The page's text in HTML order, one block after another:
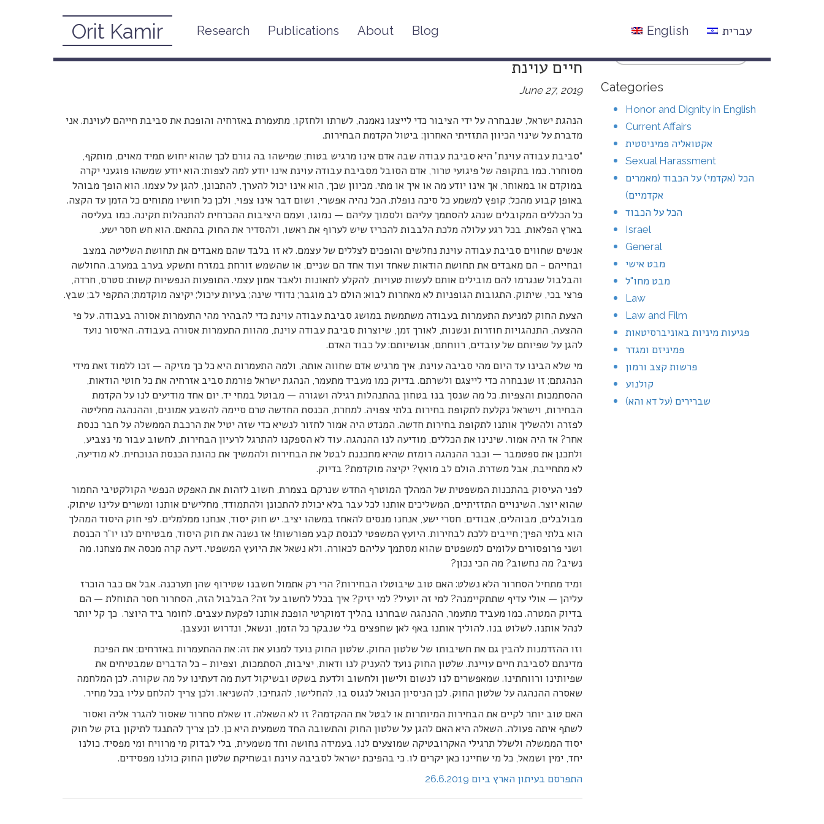
Orit Kamir Research Publications About Blog עברית English
הנהגה מתעמרת ביושביה: ההצעה לבטל את הבחירות שנקבעו יוצרת סביבת
חיים עוינת
June 27, 2019
הנהגת ישראל, שנבחרה על ידי הציבור כדי לייצגו נאמנה, לשרתו ולחזקו, מתעמרת באזרחיה והופכת את סביבת חייהם לעוינת. אני
מדברת על שינוי הכיוון התזזיתי האחרון: ביטול הקדמת הבחירות.
“סביבת עבודה עוינת” היא סביבת עבודה שבה אדם אינו מרגיש בטוח; שמישהו בה גורם לכך שהוא יחוש תמיד מאוים, מותקף,
מסוחרר. כמו בתקופה של פיגועי טרור, אדם הסובל מסביבת עבודה עוינת אינו יודע למה לצפות: הוא יודע שמשהו פוגעני יקרה
במוקדם או במאוחר, אך אינו יודע מה או איך או מתי. מכיוון שכך, הוא אינו יכול להערך, להתכונן, להגן על עצמו. הוא הופך מבוהל
באופן קבוע מהכל; קופץ למשמע כל סיכה נופלת. הכל נהיה אפשרי, ושום דבר אינו צפוי, ולכן כל חושיו מתוחים כל הזמן עד הקצה.
כל הכללים המקובלים שנהג להסתמך עליהם ולסמוך עליהם — נמוגו, ועמם היציבות ההכרחית להתנהלות תקינה. כמו בעליסה
בארץ הפלאות, בכל רגע עלולה מלכת הלבבות להכריז שיש לערוף את ראשו, ולהסדיר את החוק בהתאם. הוא חש חסר ישע.
אנשים שחווים סביבת עבודה עוינת נחלשים והופכים לצללים של עצמם. לא זו בלבד שהם מאבדים את תחושת השליטה במצב
ובחייהם – הם מאבדים את תחושת הודאות שאחד ועוד אחד הם שניים, או שהשמש זורחת במזרח ותשקע בערב במערב. החולשה
והבלבול שנגרמו להם מובילים אותם לעשות טעויות, להקלע לתאונות ולאבד אמון עצמי. התופעות הנפשיות קשות: סטרס, חרדה,
פרצי בכי, שיתוק. התגובות הגופניות לא מאחרות לבוא: הולם לב מוגבר; נדודי שינה; בעיות עיכול; יקיצה מוקדמת; התקפי לב; שבץ.
הצעת החוק למניעת התעמרות בעבודה משתמשת במושג סביבת עבודה עוינת כדי להבהיר מהי התעמרות אסורה בעבודה. על פי
ההצעה, התנהגויות חוזרות ונשנות, לאורך זמן, שיוצרות סביבת עבודה עוינת, מהוות התעמרות אסורה בעבודה. האיסור נועד
להגן על שפיותם של עובדים, רווחתם, אנושיותם: על כבוד האדם.
מי שלא הבינו עד היום מהי סביבה עוינת, איך מרגיש אדם שחווה אותה, ולמה התעמרות היא כל כך מזיקה — זכו ללמוד זאת מידי
הנהגתם; זו שנבחרה כדי לייצגם ולשרתם. בדיוק כמו מעביד מתעמר, הנהגת ישראל פורמת סביב אזרחיה את כל חוטי הודאות,
ההסתמכות והצפיות. כל מה שנסך בנו בטחון בהתנהלות רגילה ושגורה — מבוטל במחי יד. יום אחד מודיעים לנו על הקדמת
הבחירות, וישראל נקלעת לתקופת בחירות בלתי צפויה. למחרת, הכנסת החדשה טרם סיימה להשבע אמונים, וההנהגה מחליטה
לפזרה ולהשליך אותנו לתקופת בחירות חדשה. המנדט היה אמור לחזור לנשיא כדי שזה יטיל את הרכבת הממשלה על חבר כנסת
אחר? אז היה אמור. שינינו את הכללים, מודיעה לנו ההנהגה. עוד לא הספקנו להתרגל לרעיון הבחירות, לחשוב עבור מי נצביע,
ולתכנן את ספטמבר — וכבר ההנהגה רומזת שהיא מתכננת לבטל את הבחירות ולהמשיך את כהונת הכנסת הנוכחית. לא מודיעה,
לא מתחייבת, אבל משדרת. הולם לב מואץ? יקיצה מוקדמת? בדיוק.
לפני העיסוק בהתכנות המשפטית של המהלך המוטרף החדש שנרקם בצמרת, חשוב לזהות את האפקט הנפשי הקולקטיבי החמור
שהוא יוצר. השינויים התזזיתיים, המשליכים אותנו לכל עבר בלא יכולת להתכונן ולהתמודד, מחלישים אותנו ומשרים עלינו שיתוק.
מבולבלים, מבוהלים, אבודים, חסרי ישע, אנחנו מנסים להאחז במשהו יציב. יש חוק יסוד, אנחנו ממלמלים. לפי חוק היסוד המהלך
הוא בלתי הפיך; חייבים ללכת לבחירות. היועץ המשפטי לכנסת קבע מפורשות! אז נשנה את חוק היסוד, מבטיחים לנו יו”ר הכנסת
ושני פרופסורים עלומים למשפטים שהוא מסתמך עליהם לכאורה. ולא נשאל את היועץ המשפטי. זיעה קרה מכסה את מצחנו. מה
נשיב? מה נחשוב? מה הכי נכון?
ומיד מתחיל הסחרור הלא נשלט: האם טוב שיבוטלו הבחירות? הרי רק אתמול חשבנו שטירוף שהן תערכנה. אבל אם כבר הוכרז
עליהן — אולי עדיף שתתקיימנה? למי זה יועיל? למי יזיק? איך בכלל לחשוב על זה? הבלבול הזה, הסחרור חסר התוחלת — הם
בדיוק המטרה. כמו מעביד מתעמר, ההנהגה שבחרנו בהליך דמוקרטי הופכת אותנו לפקעת עצבים. לחומר ביד היוצר. כך קל יותר
לנהל אותנו. לשלוט בנו. להוליך אותנו באף לאן שחפצים בלי שנבקר כל הזמן, ונשאל, ונדרוש ונעצבן.
וזו ההזדמנות להבין גם את חשיבותו של שלטון החוק. שלטון החוק נועד למנוע את זה: את ההתעמרות באזרחים; את הפיכת
מדינתם לסביבת חיים עויינת. שלטון החוק נועד להעניק לנו ודאות, יציבות, הסתמכות, וצפיות – כל הדברים שמבטיחים את
שפיותינו ורווחתינו. שמאפשרים לנו לנשום ולישון ולחשוב ולדעת בשקט ובשיקול דעת מה דעתינו על מה שקורה. לכן המלחמה
שאסרה ההנהגה על שלטון החוק. לכן הניסיון הנואל לנגוס בו, להחלישו, להגחיכו, להשניאו. ולכן צריך להלחם עליו בכל מחיר.
האם טוב יותר לקיים את הבחירות המיותרות או לבטל את ההקדמה? זו לא השאלה. זו שאלת סחרור שאסור להגרר אליה ואסור
לשתף איתה פעולה. השאלה היא האם להגן על שלטון החוק והתשובה החד משמעית היא כן. לכן צריך להתנגד לתיקון בזק של חוק
יסוד הממשלה ולשלל תרגילי האקרובטיקה שמוצעים לנו. בעמידה נחושה וחד משמעית, בלי לבדוק מי מרוויח ומי מפסיד. כולנו
יחד, ימין ושמאל, כל מי שחיינו כאן יקרים לו. כי בהפיכת ישראל לסביבה עוינת ובשחיקת שלטון החוק כולנו מפסידים.
התפרסם בעיתון הארץ ביום 26.6.2019
Categories
Honor and Dignity in English
Current Affairs
אקטואליה פמיניסטית
Sexual Harassment
הכל (אקדמי) על הכבוד (מאמרים
אקדמיים)
הכל על הכבוד
Israel
General
מבט אישי
מבט מחו"ל
Law
Law and Film
פגיעות מיניות באוניברסיטאות
פמיניזם ומגדר
פרשות קצב ורמון
קולנוע
שברירים (על דא והא)